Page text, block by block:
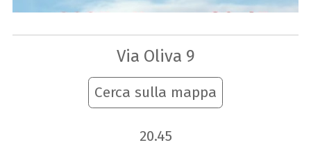
Via Oliva 9
Cerca sulla mappa
20.45